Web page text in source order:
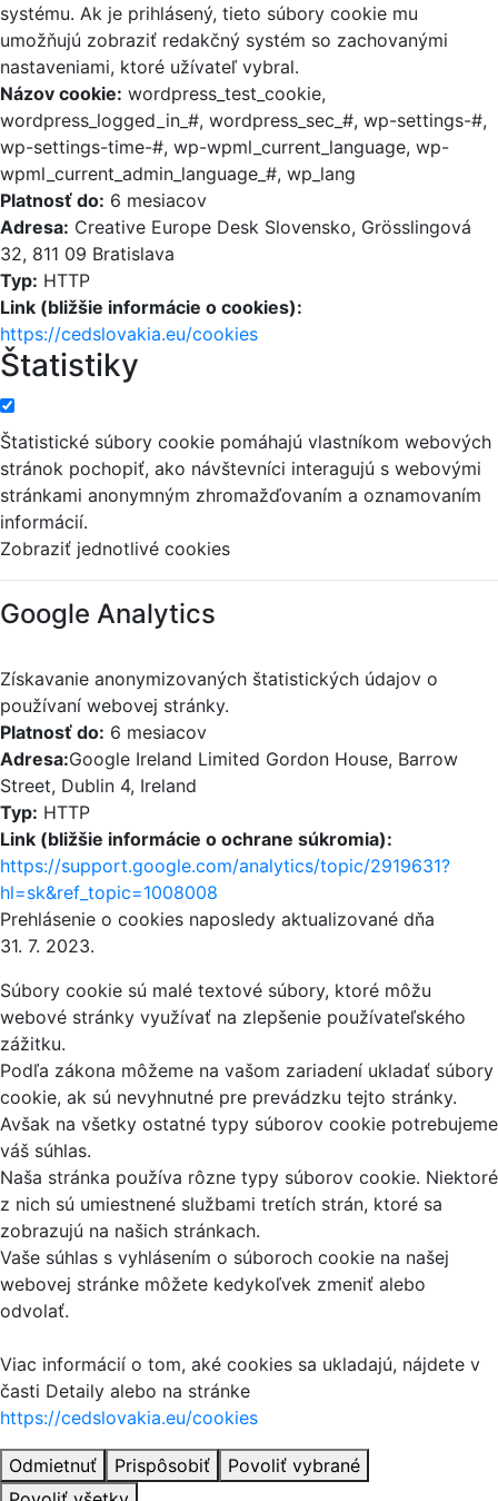
systému. Ak je prihlásený, tieto súbory cookie mu
umožňujú zobraziť redakčný systém so zachovanými
nastaveniami, ktoré užívateľ vybral.
Názov cookie: wordpress_test_cookie,
wordpress_logged_in_#, wordpress_sec_#, wp-settings-#,
wp-settings-time-#, wp-wpml_current_language, wp-
wpml_current_admin_language_#, wp_lang
Platnosť do: 6 mesiacov
Adresa: Creative Europe Desk Slovensko, Grösslingová
32, 811 09 Bratislava
Typ: HTTP
Link (bližšie informácie o cookies):
https://cedslovakia.eu/cookies
Štatistiky
Štatistické súbory cookie pomáhajú vlastníkom webových
stránok pochopiť, ako návštevníci interagujú s webovými
stránkami anonymným zhromažďovaním a oznamovaním
informácií.
Zobraziť jednotlivé cookies
Google Analytics
Získavanie anonymizovaných štatistických údajov o
používaní webovej stránky.
Platnosť do: 6 mesiacov
Adresa:Google Ireland Limited Gordon House, Barrow
Street, Dublin 4, Ireland
Typ: HTTP
Link (bližšie informácie o ochrane súkromia):
https://support.google.com/analytics/topic/2919631?
hl=sk&ref_topic=1008008
Prehlásenie o cookies naposledy aktualizované dňa
31. 7. 2023.
Súbory cookie sú malé textové súbory, ktoré môžu
webové stránky využívať na zlepšenie používateľského
zážitku.
Podľa zákona môžeme na vašom zariadení ukladať súbory
cookie, ak sú nevyhnutné pre prevádzku tejto stránky.
Avšak na všetky ostatné typy súborov cookie potrebujeme
váš súhlas.
Naša stránka používa rôzne typy súborov cookie. Niektoré
z nich sú umiestnené službami tretích strán, ktoré sa
zobrazujú na našich stránkach.
Vaše súhlas s vyhlásením o súboroch cookie na našej
webovej stránke môžete kedykoľvek zmeniť alebo
odvolať.
Viac informácií o tom, aké cookies sa ukladajú, nájdete v
časti Detaily alebo na stránke
https://cedslovakia.eu/cookies
Odmietnuť Prispôsobiť
Povoliť vybrané